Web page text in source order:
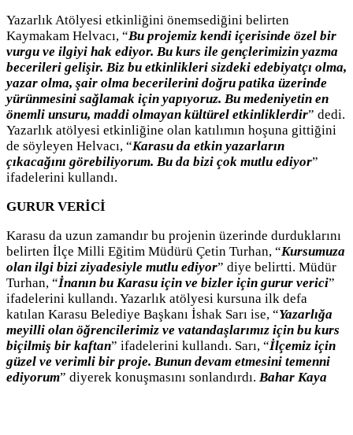
Yazarlık Atölyesi etkinliğini önemsediğini belirten
Kaymakam Helvacı, “Bu projemiz kendi içerisinde özel bir
vurgu ve ilgiyi hak ediyor. Bu kurs ile gençlerimizin yazma
becerileri gelişir. Biz bu etkinlikleri sizdeki edebiyatçı olma,
yazar olma, şair olma becerilerini doğru patika üzerinde
yürünmesini sağlamak için yapıyoruz. Bu medeniyetin en
önemli unsuru, maddi olmayan kültürel etkinliklerdir” dedi.
Yazarlık atölyesi etkinliğine olan katılımın hoşuna gittiğini
de söyleyen Helvacı, “Karasu da etkin yazarların
çıkacağını görebiliyorum. Bu da bizi çok mutlu ediyor”
ifadelerini kullandı.
GURUR VERİCİ
Karasu da uzun zamandır bu projenin üzerinde durduklarını
belirten İlçe Milli Eğitim Müdürü Çetin Turhan, “Kursumuza
olan ilgi bizi ziyadesiyle mutlu ediyor” diye belirtti. Müdür
Turhan, “İnanın bu Karasu için ve bizler için gurur verici”
ifadelerini kullandı. Yazarlık atölyesi kursuna ilk defa
katılan Karasu Belediye Başkanı İshak Sarı ise, “Yazarlığa
meyilli olan öğrencilerimiz ve vatandaşlarımız için bu kurs
biçilmiş bir kaftan” ifadelerini kullandı. Sarı, “İlçemiz için
güzel ve verimli bir proje. Bunun devam etmesini temenni
ediyorum” diyerek konuşmasını sonlandırdı. Bahar Kaya